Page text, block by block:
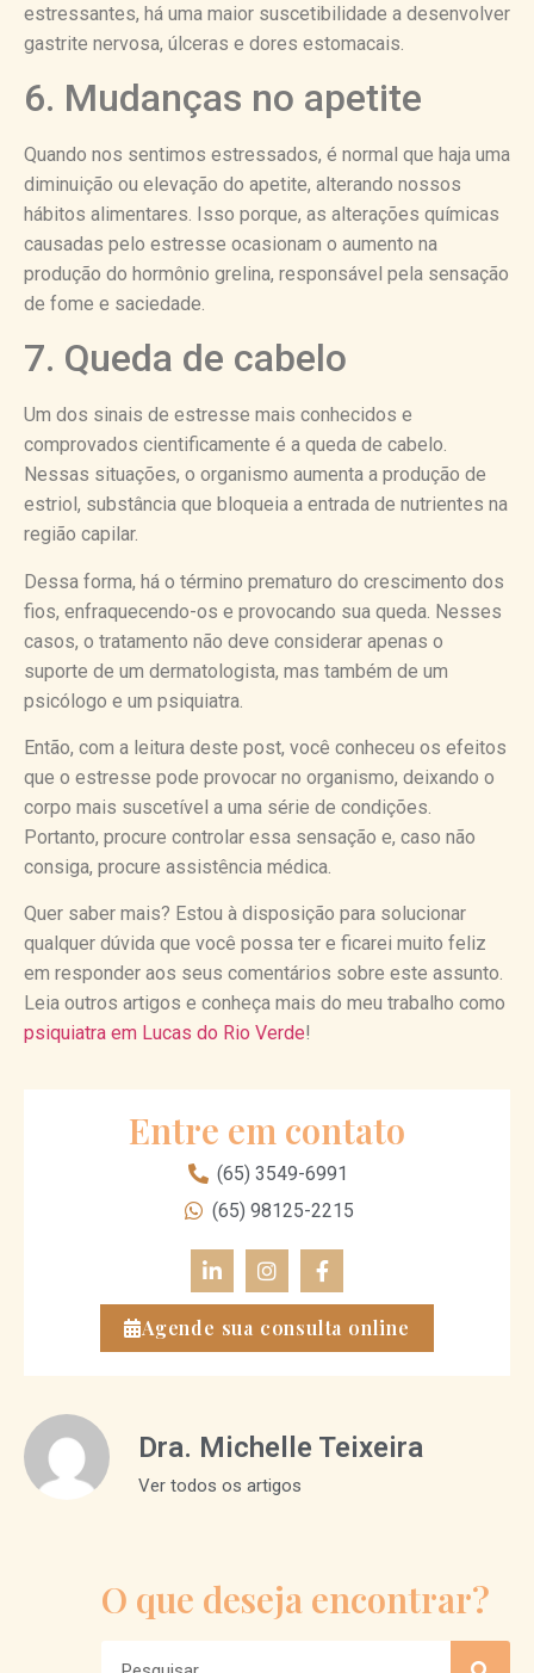
estressantes, há uma maior suscetibilidade a desenvolver
gastrite nervosa, úlceras e dores estomacais.
6. Mudanças no apetite
Quando nos sentimos estressados, é normal que haja uma
diminuição ou elevação do apetite, alterando nossos
hábitos alimentares. Isso porque, as alterações químicas
causadas pelo estresse ocasionam o aumento na
produção do hormônio grelina, responsável pela sensação
de fome e saciedade.
7. Queda de cabelo
Um dos sinais de estresse mais conhecidos e
comprovados cientificamente é a queda de cabelo.
Nessas situações, o organismo aumenta a produção de
estriol, substância que bloqueia a entrada de nutrientes na
região capilar.
Dessa forma, há o término prematuro do crescimento dos
fios, enfraquecendo-os e provocando sua queda. Nesses
casos, o tratamento não deve considerar apenas o
suporte de um dermatologista, mas também de um
psicólogo e um psiquiatra.
Então, com a leitura deste post, você conheceu os efeitos
que o estresse pode provocar no organismo, deixando o
corpo mais suscetível a uma série de condições.
Portanto, procure controlar essa sensação e, caso não
consiga, procure assistência médica.
Quer saber mais? Estou à disposição para solucionar
qualquer dúvida que você possa ter e ficarei muito feliz
em responder aos seus comentários sobre este assunto.
Leia outros artigos e conheça mais do meu trabalho como
psiquiatra em Lucas do Rio Verde!
Entre em contato
(65) 3549-6991
(65) 98125-2215
Agende sua consulta online
Dra. Michelle Teixeira
Ver todos os artigos
O que deseja encontrar?